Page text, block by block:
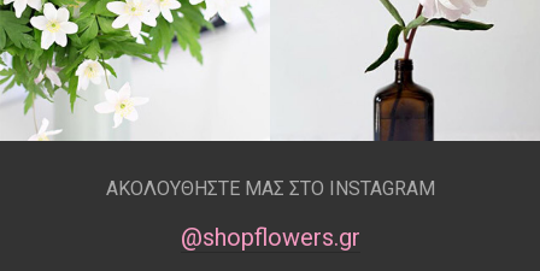
ΑΚΟΛΟΥΘΗΣΤΕ ΜΑΣ ΣΤΟ INSTAGRAM
@shopflowers.gr